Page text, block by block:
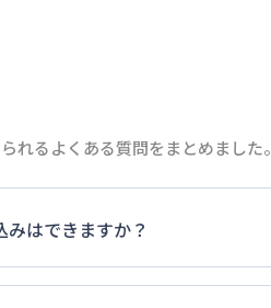
れるよくある質問をまとめました。
はできますか？